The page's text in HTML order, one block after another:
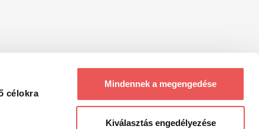
célokra
Mindennek a megengedése
Kiválasztás engedélyezése